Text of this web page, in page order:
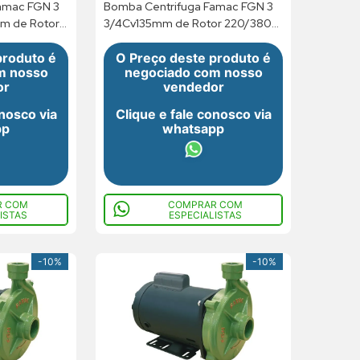
FGN 3
de Rotor
2P R IP21
é
nosso
via
COM
Bomba Centrifuga Famac FGN 3
3/4Cv135mm de Rotor 220/380V
Trifásico
O Preço deste produto é
negociado com nosso
vendedor
Clique e fale conosco via
whatsapp
COMPRAR COM
ESPECIALISTAS
-10% -10%